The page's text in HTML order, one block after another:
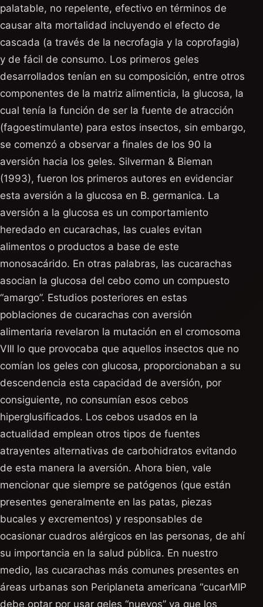
palatable, no repelente, efectivo en términos de
causar alta mortalidad incluyendo el efecto de
cascada (a través de la necrofagia y la coprofagia)
y de fácil de consumo. Los primeros geles
desarrollados tenían en su composición, entre otros
componentes de la matriz alimenticia, la glucosa, la
cual tenía la función de ser la fuente de atracción
(fagoestimulante) para estos insectos, sin embargo,
se comenzó a observar a finales de los 90 la
aversión hacia los geles. Silverman & Bieman
(1993), fueron los primeros autores en evidenciar
esta aversión a la glucosa en B. germanica. La
aversión a la glucosa es un comportamiento
heredado en cucarachas, las cuales evitan
alimentos o productos a base de este
monosacárido. En otras palabras, las cucarachas
asocian la glucosa del cebo como un compuesto
“amargo”. Estudios posteriores en estas
poblaciones de cucarachas con aversión
alimentaria revelaron la mutación en el cromosoma
VIII lo que provocaba que aquellos insectos que no
comían los geles con glucosa, proporcionaban a su
descendencia esta capacidad de aversión, por
consiguiente, no consumían esos cebos
hiperglusificados. Los cebos usados en la
actualidad emplean otros tipos de fuentes
atrayentes alternativas de carbohidratos evitando
de esta manera la aversión. Ahora bien, vale
mencionar que siempre se patógenos (que están
presentes generalmente en las patas, piezas
bucales y excrementos) y responsables de
ocasionar cuadros alérgicos en las personas, de ahí
su importancia en la salud pública. En nuestro
medio, las cucarachas más comunes presentes en
áreas urbanas son Periplaneta americana “cucarMIP
debe optar por usar geles “nuevos” ya que los